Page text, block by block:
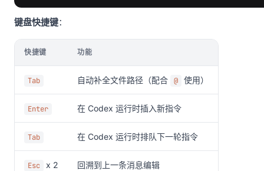
键盘快捷键：
快捷键 功能
Tab 自动补全文件路径（配合 @ 使用）
Enter 在 Codex 运行时插入新指令
Tab 在 Codex 运行时排队下一轮指令
Esc x 2 回溯到上一条消息编辑